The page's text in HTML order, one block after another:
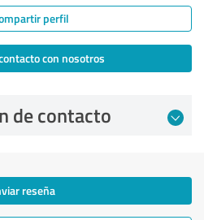
perfil
con nosotros
de contacto
reseña